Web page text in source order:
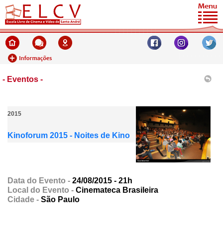
- Eventos -
2015
Kinoforum 2015 - Noites de Kino
Data do Evento - 24/08/2015 - 21h
Local do Evento - Cinemateca Brasileira
Cidade - São Paulo